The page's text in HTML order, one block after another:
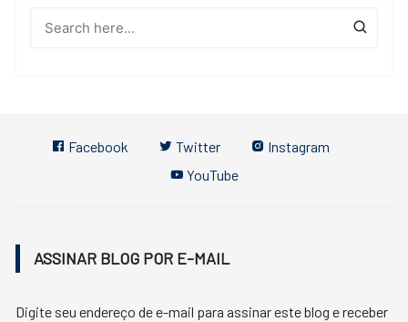
Facebook Twitter
Instagram
YouTube
ASSINAR BLOG POR E-MAIL
Digite seu endereço de e-mail para assinar este blog e receber